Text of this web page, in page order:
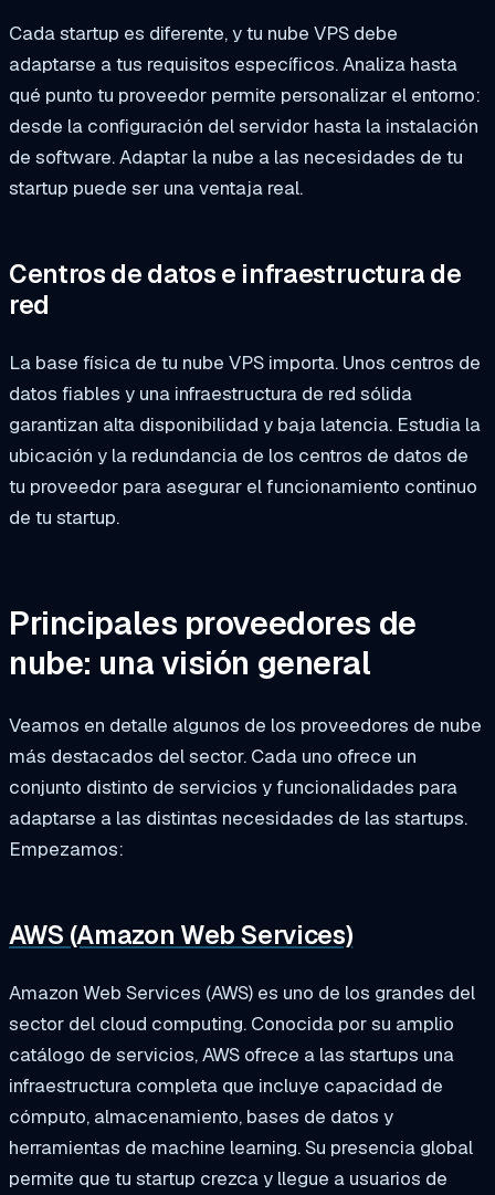
Cada startup es diferente, y tu nube VPS debe
adaptarse a tus requisitos específicos. Analiza hasta
qué punto tu proveedor permite personalizar el entorno:
desde la configuración del servidor hasta la instalación
de software. Adaptar la nube a las necesidades de tu
startup puede ser una ventaja real.
Centros de datos e infraestructura de
red
La base física de tu nube VPS importa. Unos centros de
datos fiables y una infraestructura de red sólida
garantizan alta disponibilidad y baja latencia. Estudia la
ubicación y la redundancia de los centros de datos de
tu proveedor para asegurar el funcionamiento continuo
de tu startup.
Principales proveedores de
nube: una visión general
Veamos en detalle algunos de los proveedores de nube
más destacados del sector. Cada uno ofrece un
conjunto distinto de servicios y funcionalidades para
adaptarse a las distintas necesidades de las startups.
Empezamos:
AWS (Amazon Web Services)
Amazon Web Services (AWS) es uno de los grandes del
sector del cloud computing. Conocida por su amplio
catálogo de servicios, AWS ofrece a las startups una
infraestructura completa que incluye capacidad de
cómputo, almacenamiento, bases de datos y
herramientas de machine learning. Su presencia global
permite que tu startup crezca y llegue a usuarios de